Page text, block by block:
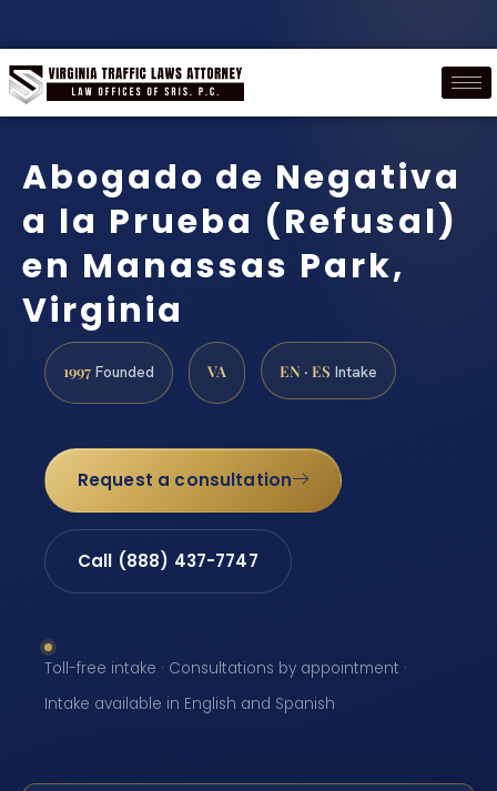
Abogado de Negativa
a la Prueba (Refusal)
en Manassas Park,
Virginia
1997 Founded VA EN · ES Intake
Request a consultation
Call (888) 437-7747
Toll-free intake · Consultations by appointment ·
Intake available in English and Spanish